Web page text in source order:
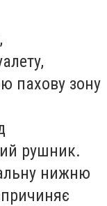
пахову зону
рушник.
нижню